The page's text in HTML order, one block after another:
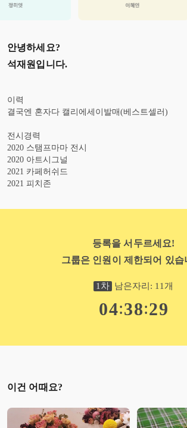
안녕하세요?
석재원 입니다.
이력
결국엔 혼자다 캘리에세이발매(베스트셀러)
전시경력
2020 스탬프마마 전시
2020 아트시그널
2021 카페허쉬드
2021 피치존
등록을 서두르세요!
그룹은 인원이 제한되어 있습
1 차 남은자리: 11 개
04:38:28
이건 어때요?